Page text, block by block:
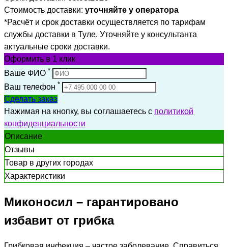
Стоимость доставки: уточняйте у оператора
*Расчёт и срок доставки осуществляется по тарифам
службы доставки в Туле. Уточняйте у консультанта
актуальные сроки доставки.
Оформить в 1 клик
Ваше ФИО *
Ваш телефон *
Сделать заказ
Нажимая на кнопку, вы соглашаетесь с политикой
конфиденциальности
Описание
Отзывы
Товар в других городах
Характеристики
Миконосил – гарантировано
избавит от грибка